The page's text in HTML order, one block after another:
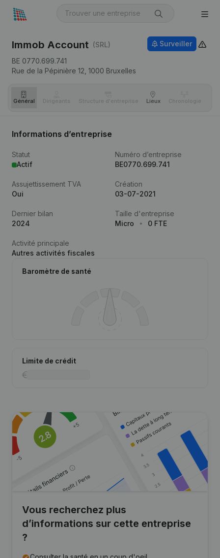
Immob Account (SRL)
BE 0770.699.741
Rue de la Pépinière 12, 1000 Bruxelles
Surveiller
Général Dirigeants Structure d'entreprise Lieux Chronologie
Informations d’entreprise
Statut
Actif
Numéro d’entreprise
BE0770.699.741
Assujettissement TVA
Oui
Création
03-07-2021
Dernier bilan
2024
Taille d'entreprise
Micro
0 FTE
Activité principale
Autres activités fiscales
Baromètre de santé
Limite de crédit
Vous recherchez plus
d’informations sur cette entreprise
?